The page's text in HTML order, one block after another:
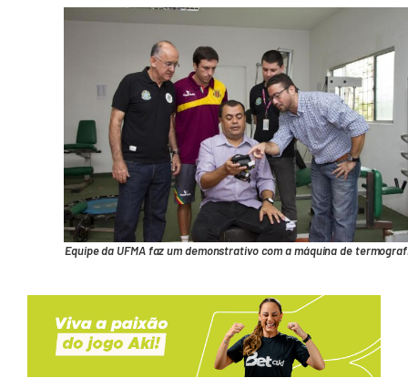
Equipe da UFMA faz um demonstrativo com a máquina de